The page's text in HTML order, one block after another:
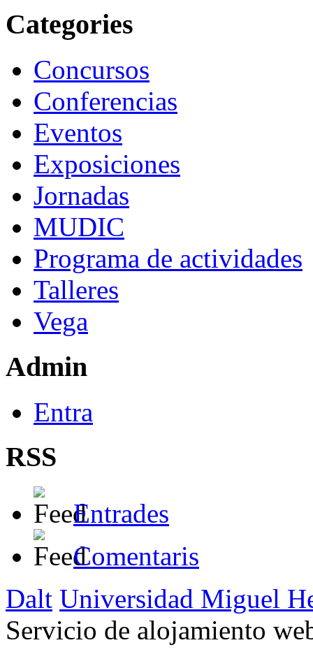
Categories
Concursos
Conferencias
Eventos
Exposiciones
Jornadas
MUDIC
Programa de actividades
Talleres
Vega
Admin
Entra
RSS
Entrades
Comentaris
Dalt Universidad Miguel
Servicio de alojamiento